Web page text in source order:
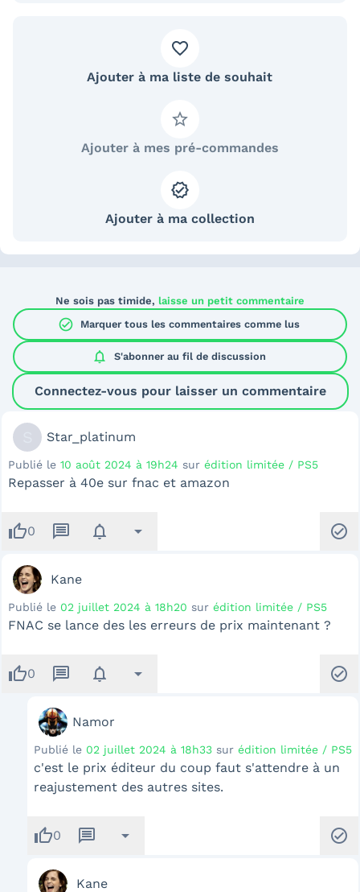
Ajouter à ma liste de souhait
Ajouter à mes pré-commandes
Ajouter à ma collection
Ne sois pas timide, laisse un petit commentaire
check_circle Marquer tous les commentaires comme lus
notifications S'abonner au fil de discussion
Connectez-vous pour laisser un commentaire
Star_platinum
Publié le 10 août 2024 à 19h24 sur édition limitée / PS5
Repasser à 40e sur fnac et amazon
thumb_up0 message notifications arrow_drop_down check_circle
Kane
Publié le 02 juillet 2024 à 18h20 sur édition limitée / PS5
FNAC se lance des les erreurs de prix maintenant ?
thumb_up0 message notifications arrow_drop_down check_circle
Namor
Publié le 02 juillet 2024 à 18h33 sur édition limitée / PS5
c'est le prix éditeur du coup faut s'attendre à un
reajustement des autres sites.
thumb_up0 message arrow_drop_down check_circle
Kane